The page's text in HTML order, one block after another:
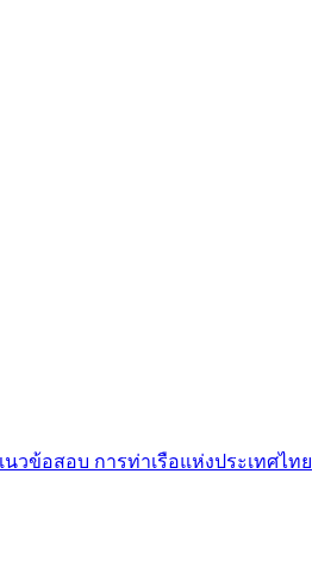
นวข้อสอบ การท่าเรือแห่งประเทศไทย